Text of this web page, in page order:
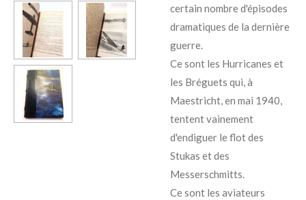
certain nombre d'épisodes
dramatiques de la dernière
guerre.
Ce sont les Hurricanes et
les Bréguets qui, à
Maestricht, en mai 1940,
tentent vainement
d'endiguer le flot des
Stukas et des
Messerschmitts.
Ce sont les aviateurs